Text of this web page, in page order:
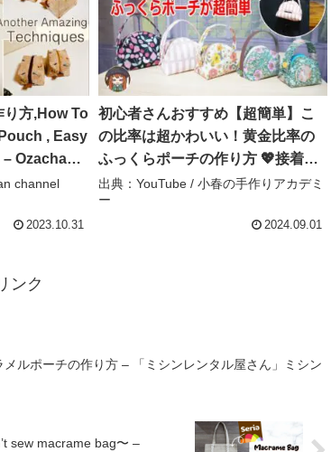
り方,How To
, Easy
Ozachan
channel
2023.10.31
初心者さんおすすめ【超簡単】こ
の比率は超かわいい！黄金比率の
ふっくらポーチの作り方 💖接着芯
不要です – 小春の手作りアカデミ
ー
出典：YouTube / 小春の手作りアカデミ
ー
2024.09.01
ンク
ルポーチの作り方 – 「ミシンレンタル屋さん」ミシン
sew macrame bag〜 –